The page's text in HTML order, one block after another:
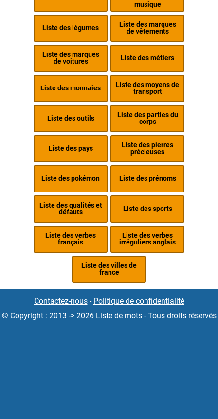
musique
Liste des légumes
Liste des marques
de vêtements
Liste des marques
de voitures
Liste des métiers
Liste des monnaies
Liste des moyens de
transport
Liste des outils
Liste des parties du
corps
Liste des pays
Liste des pierres
précieuses
Liste des pokémon Liste des prénoms
Liste des qualités et
défauts
Liste des sports
Liste des verbes
français
Liste des verbes
irréguliers anglais
Liste des villes de
france
Contactez-nous- Politique de confidentialité
© Copyright : 2013 -> 2026 Liste de mots- Tous droits réservés